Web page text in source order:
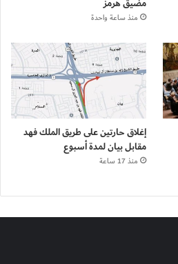
منذ ساعة واحدة
إغلاق حارتين على طريق الملك فهد
مقابل بيان لمدة أسبوع
منذ 17 ساعة